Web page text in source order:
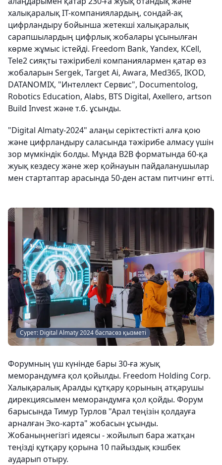
халықаралық IT-компаниялардың, сондай-ақ
цифрландыру бойынша жетекші халықаралық
сарапшылардың цифрлық жобалары ұсынылған
көрме жұмыс істейді. Freedom Bank, Yandex, KCell,
Tele2 сияқты тәжірибелі компаниялармен қатар өз
жобаларын Sergek, Target Ai, Awara, Med365, IKOD,
DATANOMIX, "Интеллект Сервис", Documentolog,
Robotics Education, Alabs, BTS Digital, Axellero, artson
Build Invest және т.б. ұсынды.
"Digital Almaty-2024" алаңы серіктестікті алға қою
және цифрландыру саласында тәжірибе алмасу үшін
зор мүмкіндік болды. Мұнда B2B форматында 60-қа
жуық кездесу және жер қойнауын пайдаланушылар
мен стартаптар арасында 50-ден астам питчинг өтті.
Сурет: Digital Almaty 2024 баспасөз қызметі
Форумның үш күнінде бары 30-ға жуық
меморандумға қол қойылды. Freedom Holding Corp.
Халықаралық Аралды құтқару қорының атқарушы
дирекциясымен меморандумға қол қойды. Форум
барысында Тимур Турлов "Арал теңізін қолдауға
арналған Эко-карта" жобасын ұсынды.
Жобаныңнегізгі идеясы - жойылып бара жатқан
теңізді құтқару қорына 10 пайыздық кэшбек
аударып отыру.